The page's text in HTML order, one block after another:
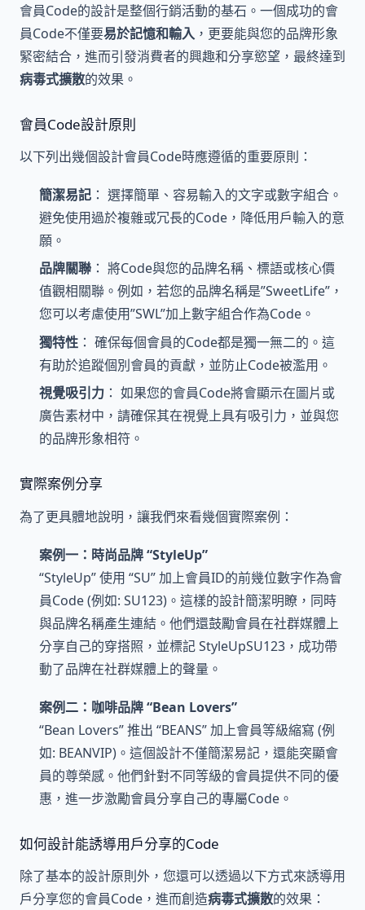
會員Code的設計是整個行銷活動的基石。一個成功的會
員Code不僅要易於記憶和輸入 ，更要能與您的品牌形象
緊密結合，進而引發消費者的興趣和分享慾望，最終達到
病毒式擴散的效果。
會員Code設計原則
以下列出幾個設計會員Code時應遵循的重要原則：
簡潔易記 ： 選擇簡單、容易輸入的文字或數字組合。
避免使用過於複雜或冗長的Code，降低用戶輸入的意
願。
品牌關聯 ： 將Code與您的品牌名稱、標語或核心價
值觀相關聯。例如，若您的品牌名稱是”SweetLife”，
您可以考慮使用”SWL”加上數字組合作為Code。
獨特性 ： 確保每個會員的Code都是獨一無二的。這
有助於追蹤個別會員的貢獻，並防止Code被濫用。
視覺吸引力 ： 如果您的會員Code將會顯示在圖片或
廣告素材中，請確保其在視覺上具有吸引力，並與您
的品牌形象相符。
實際案例分享
為了更具體地說明，讓我們來看幾個實際案例：
案例一：時尚品牌 “StyleUp”
“StyleUp” 使用 “SU” 加上會員ID的前幾位數字作為會
員Code (例如: SU123)。這樣的設計簡潔明瞭，同時
與品牌名稱產生連結。他們還鼓勵會員在社群媒體上
分享自己的穿搭照，並標記 StyleUpSU123，成功帶
動了品牌在社群媒體上的聲量。
案例二：咖啡品牌 “Bean Lovers”
“Bean Lovers” 推出 “BEANS” 加上會員等級縮寫 (例
如: BEANVIP)。這個設計不僅簡潔易記，還能突顯會
員的尊榮感。他們針對不同等級的會員提供不同的優
惠，進一步激勵會員分享自己的專屬Code。
如何設計能誘導用戶分享的Code
除了基本的設計原則外，您還可以透過以下方式來誘導用
戶分享您的會員Code，進而創造病毒式擴散的效果：